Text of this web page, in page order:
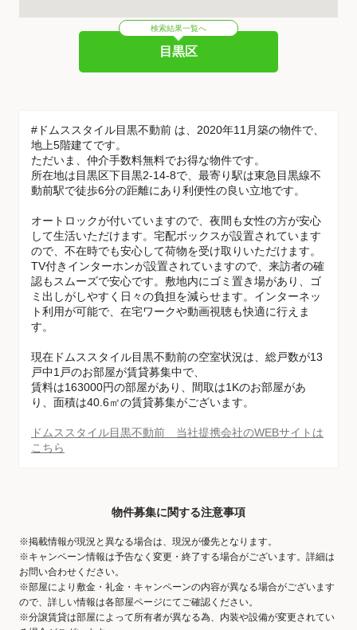
検索結果一覧へ
目黒区
#ドムススタイル目黒不動前 は、2020年11月築の物件で、
地上5階建てです。
ただいま、仲介手数料無料でお得な物件です。
所在地は目黒区下目黒2-14-8で、最寄り駅は東急目黒線不
動前駅で徒歩6分の距離にあり利便性の良い立地です。
オートロックが付いていますので、夜間も女性の方が安心
して生活いただけます。宅配ボックスが設置されています
ので、不在時でも安心して荷物を受け取りいただけます。
TV付きインターホンが設置されていますので、来訪者の確
認もスムーズで安心です。敷地内にゴミ置き場があり、ゴ
ミ出しがしやすく日々の負担を減らせます。インターネッ
ト利用が可能で、在宅ワークや動画視聴も快適に行えま
す。
現在ドムススタイル目黒不動前の空室状況は、総戸数が13
戸中1戸のお部屋が賃貸募集中で、
賃料は163000円の部屋があり、間取は1Kのお部屋があ
り、面積は40.6㎡の賃貸募集がございます。
ドムススタイル目黒不動前 当社提携会社のWEBサイトは
こちら
物件募集に関する注意事項
※掲載情報が現況と異なる場合は、現況が優先となります。
※キャンペーン情報は予告なく変更・終了する場合がございます。詳細は
お問い合わせください。
※部屋により敷金・礼金・キャンペーンの内容が異なる場合がございます
ので、詳しい情報は各部屋ページにてご確認ください。
※分譲賃貸は部屋によって所有者が異なる為、内装や設備が変更されてい